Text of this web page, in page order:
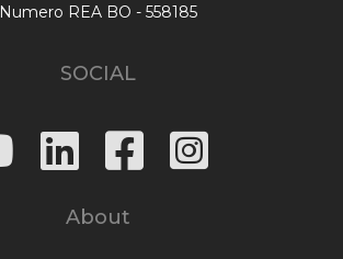
Numero REA BO - 558185
SOCIAL
About